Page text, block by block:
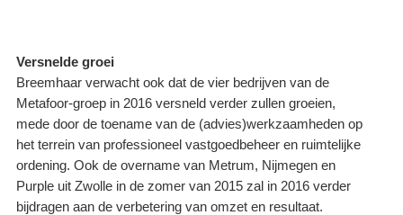
Versnelde groei
Breemhaar verwacht ook dat de vier bedrijven van de
Metafoor-groep in 2016 versneld verder zullen groeien,
mede door de toename van de (advies)werkzaamheden op
het terrein van professioneel vastgoedbeheer en ruimtelijke
ordening. Ook de overname van Metrum, Nijmegen en
Purple uit Zwolle in de zomer van 2015 zal in 2016 verder
bijdragen aan de verbetering van omzet en resultaat.